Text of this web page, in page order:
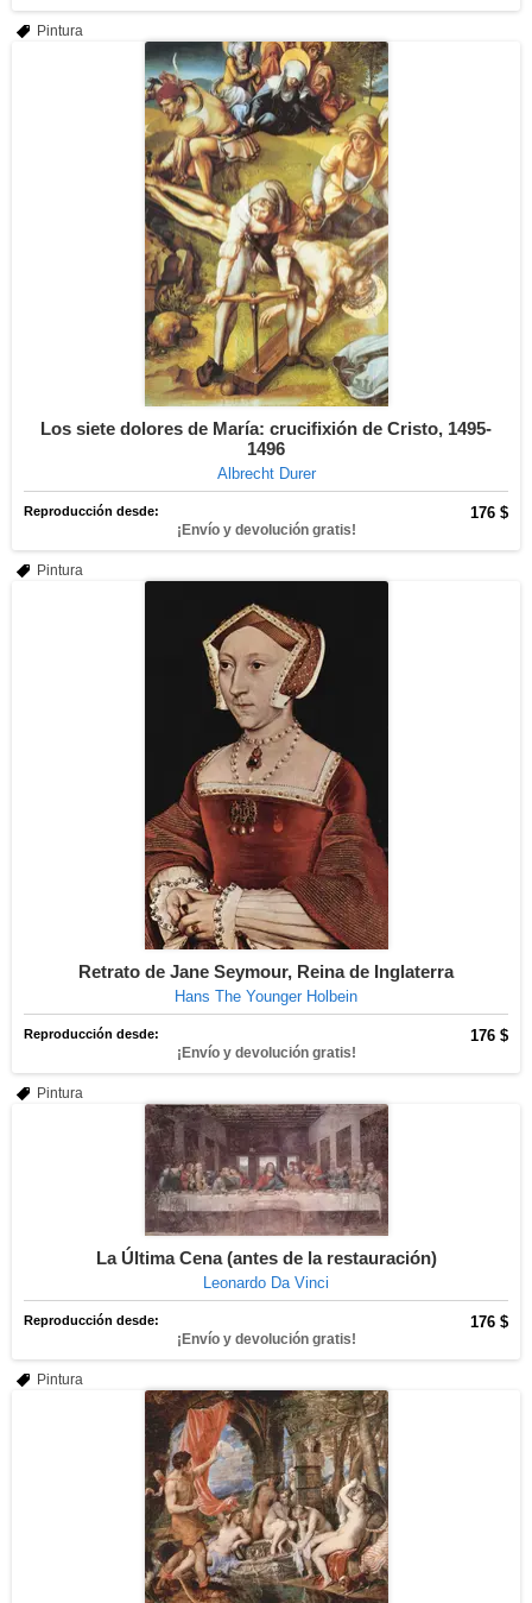
Pintura
Los siete dolores de María: crucifixión de Cristo, 1495-
1496
Albrecht Durer
Reproducción desde: 176 $
¡Envío y devolución gratis!
Pintura
Retrato de Jane Seymour, Reina de Inglaterra
Hans The Younger Holbein
Reproducción desde: 176 $
¡Envío y devolución gratis!
Pintura
La Última Cena (antes de la restauración)
Leonardo Da Vinci
Reproducción desde: 176 $
¡Envío y devolución gratis!
Pintura